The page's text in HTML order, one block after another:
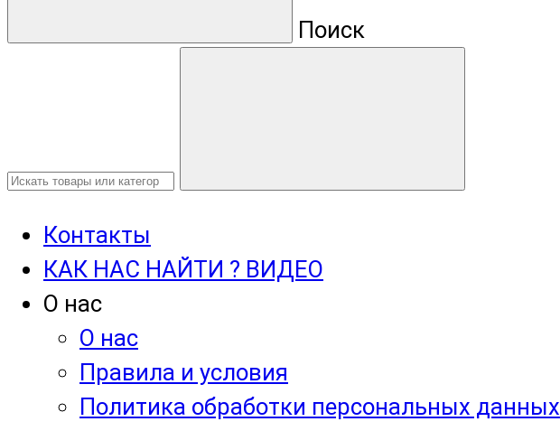
Поиск
Контакты
КАК НАС НАЙТИ ? ВИДЕО
О нас
О нас
Правила и условия
Политика обработки персональных данных